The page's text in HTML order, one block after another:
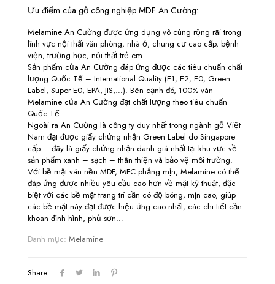
Ưu điểm của gỗ công nghiệp MDF An Cường:
Melamine An Cường được ứng dụng vô cùng rộng rãi trong
lĩnh vực nội thất văn phòng, nhà ở, chung cư cao cấp, bệnh
viện, trường học, nội thất trẻ em.
Sản phẩm của An Cường đáp ứng được các tiêu chuẩn chất
lượng Quốc Tế – International Quality (E1, E2, E0, Green
Label, Super E0, EPA, JIS,…). Bên cạnh đó, 100% ván
Melamine của An Cường đạt chất lượng theo tiêu chuẩn
Quốc Tế.
Ngoài ra An Cường là công ty duy nhất trong ngành gỗ Việt
Nam đạt được giấy chứng nhận Green Label do Singapore
cấp – đây là giấy chứng nhận danh giá nhất tại khu vực về
sản phẩm xanh – sạch – thân thiện và bảo vệ môi trường.
Với bề mặt ván nền MDF, MFC phẳng mịn, Melamine có thể
đáp ứng được nhiều yêu cầu cao hơn về mặt kỹ thuật, đặc
biệt với các bề mặt trang trí cần có độ bóng, mịn cao, giúp
các bề mặt này đạt được hiệu ứng cao nhất, các chi tiết cần
khoan định hình, phủ sơn…
Danh mục: Melamine
Share